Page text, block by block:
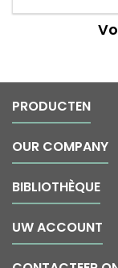
PRODUCTEN
OUR COMPANY
BIBLIOTHÈQUE
UW ACCOUNT